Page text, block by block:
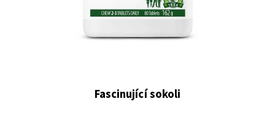
Fascinující sokoli